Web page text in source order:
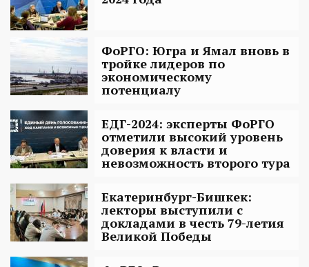
ФоРГО: Югра и Ямал вновь в
тройке лидеров по
экономическому
потенциалу
ЕДГ-2024: эксперты ФоРГО
отметили высокий уровень
доверия к власти и
невозможность второго тура
Екатеринбург-Бишкек:
лекторы выступили с
докладами в честь 79-летия
Великой Победы